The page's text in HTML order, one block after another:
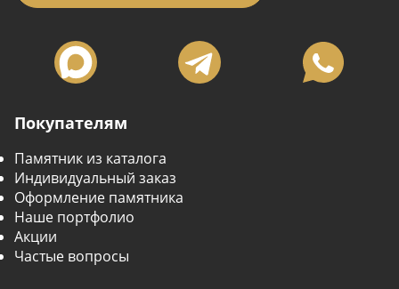
Покупателям
Памятник из каталога
Индивидуальный заказ
Оформление памятника
Наше портфолио
Акции
Частые вопросы